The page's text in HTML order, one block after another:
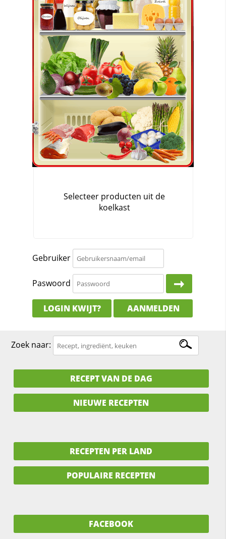
Gebruiker
Paswoord
LOGIN KWIJT? AANMELDEN
Zoek naar:
RECEPT VAN DE DAG
NIEUWE RECEPTEN
RECEPTEN PER LAND
POPULAIRE RECEPTEN
FACEBOOK